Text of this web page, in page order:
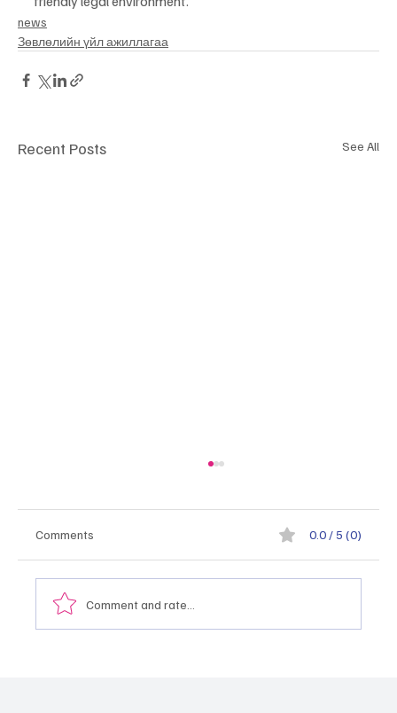
news
​Зөвлөлийн үйл ажиллагаа
Recent Posts See All
Comments 0.0 / 5 (0)
Comment and rate...